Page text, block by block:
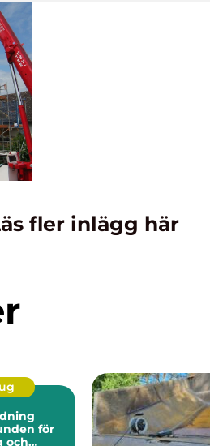
fler inlägg här
och